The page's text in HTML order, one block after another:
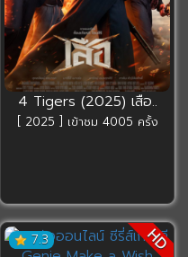
4 Tigers (2025) เสือ..
[ 2025 ] เข้าชม 4005 ครั้ง
7.3 HD